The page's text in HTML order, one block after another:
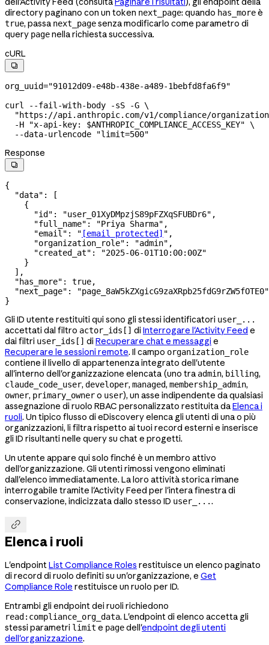
directory paginano con un token next_page: quando has_moreè
true, passa next_pagesenza modificarlo come parametro di
query pagenella richiesta successiva.
cURL

org_uuid="91012d09-e48b-438e-a489-1bebfd8fa6f9"
curl
--fail-with-body -sS -G \
"https://api.anthropic.com/v1/compliance/
  -H
"x-api-key: $ANTHROPIC_COMPLIANCE_ACCESS_KEY" \
  --data-urlencode
"limit=500"
Response

{
  "data"
: [
    {
      "id"
: "user_01XyDMpzjS89pFZXqSFUBDr6" ,
      "full_name"
: "Priya Sharma" ,
      "email"
: " [email protected] " ,
      "organization_role"
: "admin" ,
      "created_at"
:
"2025-06-01T10:00:00Z"
    }
  ],
  "has_more"
: true,
  "next_page"
:
"page_8aW5kZXgicG9zaXRpb25fdG9rZW5fOTE0"
}
Gli ID utente restituiti qui sono gli stessi identificatori user_...
accettati dal filtro actor_ids[] di Interrogare l'Activity Feed e
dai filtri user_ids[] di Recuperare chat e messaggi e
Recuperare le sessioni remote. Il campo organization_role
contiene il livello di appartenenza integrato dell'utente
all'interno dell'organizzazione elencata (uno tra admin, billing,
claude_code_user, developer, managed, membership_admin,
owner, primary_ownero user), un asse indipendente da qualsiasi
assegnazione di ruolo RBAC personalizzato restituita daElenca i
ruoli. Un tipico flusso di eDiscovery elenca gli utenti di una o più
organizzazioni, li filtra rispetto ai tuoi record esterni e inserisce
gli ID risultanti nelle query su chat e progetti.
Un utente appare qui solo finché è un membro attivo
dell'organizzazione. Gli utenti rimossi vengono eliminati
dall'elenco immediatamente. La loro attività storica rimane
interrogabile tramite l'Activity Feed per l'intera finestra di
conservazione, indicizzata dallo stesso ID user_....

Elenca i ruoli
L'endpointList Compliance Roles restituisce un elenco paginato
di record di ruolo definiti su un'organizzazione, e Get
Compliance Role restituisce un ruolo per ID.
Entrambi gli endpoint dei ruoli richiedono
read:compliance_org_data. L'endpoint di elenco accetta gli
stessi parametri limit e pagedell'endpoint degli utenti
dell'organizzazione.